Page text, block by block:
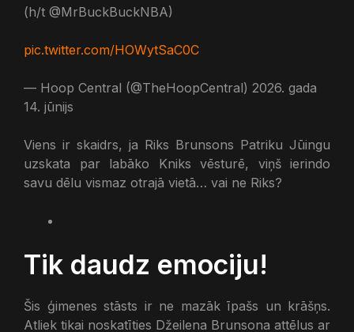
(h/t @MrBuckBuckNBA)
pic.twitter.com/HOWytSaC0C
— Hoop Central (@TheHoopCentral) 2026. gada
14. jūnijs
Viens ir skaidrs, ja Riks Brunsons Patriku Jūingu
uzskata par labāko Kniks vēsturē, viņš ierindo
savu dēlu vismaz otrajā vietā… vai ne Riks?
Tik daudz emociju!
Šis ģimenes stāsts ir ne mazāk īpašs un krāšņs.
Atliek tikai noskatīties Džeilena Brunsona attēlus ar